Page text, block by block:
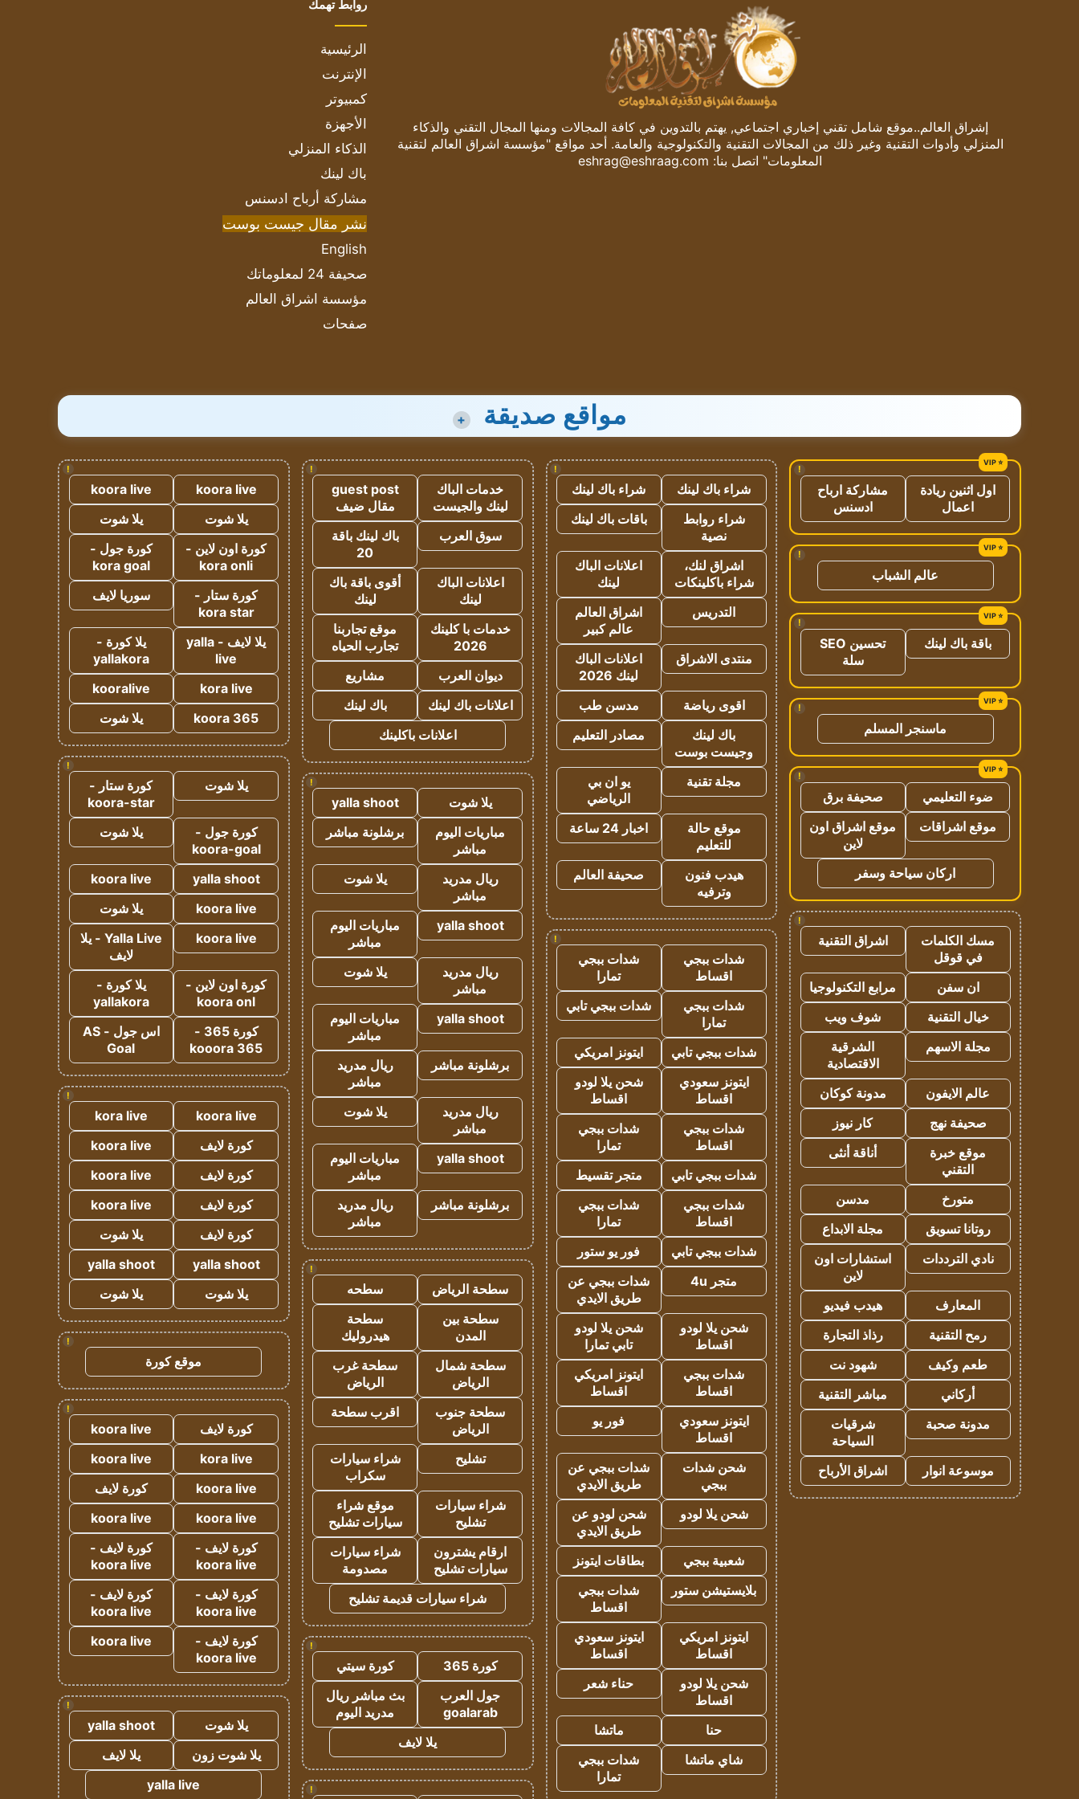
إشراق العالم..موقع شامل تقني إخباري اجتماعي, يهتم بالتدوين في كافة المجالات ومنها المجال التقني والذكاء
المنزلي وأدوات التقنية وغير ذلك من المجالات التقنية والتكنولوجية والعامة. أحد مواقع "مؤسسة اشراق العالم لتقنية
المعلومات" اتصل بنا: eshrag@eshraag.com
روابط تهمك
الرئيسية
الإنترنت
كمبيوتر
الأجهزة
الذكاء المنزلي
باك لينك
مشاركة أرباح ادسنس
نشر مقال جيست بوست
English
صحيفة 24 لمعلوماتك
مؤسسة اشراق العالم
صفحات
مواقع صديقة +
!
اول اثنين ريادة
اعمال
مشاركة ارباح
ادسنس
!
عالم الشباب
!
باقة باك لينك
تحسين SEO
سلة
!
ماسنجر المسلم
!
ضوء التعليمي
صحيفة برق
موقع اشراقات
موقع اشراق اون
لاين
اركان سياحة وسفر
!
مسك الكلمات
في قوقل
اشراق التقنية
ان سفن
مرابع التكنولوجيا
خيال التقنية
شوف ويب
مجلة الاسهم
الشرقية
الاقتصادية
عالم الايفون
مدونة كوكان
صحيفة نهج
كار نيوز
موقع خبرة
التقني
أناقة أنثى
متورخ
مدسن
روتانا تسويق
مجلة الابداع
نادي الترددات
استشارات اون
لاين
المعارف
هيدب فيديو
رمح التقنية
رذاذ التجارة
طعم وكيف
شهود نت
أركاني
مباشر التقنية
مدونة صحبة
شرقيات
السياحة
موسوعة انوار
اشراق الأرباح
!
شراء باك لينك
شراء باك لينك
شراء روابط
نصية
باقات باك لينك
اشراق لنك،
شراء باكلينكات
اعلانات الباك
لينك
التدريس
اشراق العالم
عالم كبير
منتدى الاشراق
اعلانات الباك
لينك 2026
اقوى رياضة
مدسن طب
باك لينك
وجيست بوست
مصادر التعليم
مجلة تقنية
يو ان بي
الرياضي
موقع حالة
للتعليم
اخبار 24 ساعة
هيدب فنون
وترفيه
صحيفة العالم
!
شدات ببجي
اقساط
شدات ببجي
تمارا
شدات ببجي
تمارا
شدات ببجي تابي
شدات ببجي تابي
ايتونز امريكي
ايتونز سعودي
اقساط
شحن يلا لودو
اقساط
شدات ببجي
اقساط
شدات ببجي
تمارا
شدات ببجي تابي
متجر تقسيط
شدات ببجي
اقساط
شدات ببجي
تمارا
شدات ببجي تابي
فور يو ستور
متجر 4u
شدات ببجي عن
طريق الايدي
شحن يلا لودو
اقساط
شحن يلا لودو
تابي تمارا
شدات ببجي
اقساط
ايتونز امريكي
اقساط
ايتونز سعودي
اقساط
فور يو
شحن شدات
ببجي
شدات ببجي عن
طريق الايدي
شحن يلا لودو
شحن لودو عن
طريق الايدي
شعبية ببجي
بطاقات ايتونز
بلايستيشن ستور
شدات ببجي
اقساط
ايتونز امريكي
اقساط
ايتونز سعودي
اقساط
شحن يلا لودو
اقساط
حناء شعر
حنا
ماتشا
شاي ماتشا
شدات ببجي
تمارا
!
خدمات الباك
لينك والجيست
guest post
مقال ضيف
سوق العرب
باك لينك باقة
20
اعلانات الباك
لينك
أقوى باقة باك
لينك
خدمات با كلينك
2026
موقع تجاربنا
تجارب الحياه
ديوان العرب
مشاريع
اعلانات باك لينك
باك لينك
اعلانات باكلينك
!
يلا شوت
yalla shoot
مباريات اليوم
مباشر
برشلونة مباشر
ريال مدريد
مباشر
يلا شوت
yalla shoot
مباريات اليوم
مباشر
ريال مدريد
مباشر
يلا شوت
yalla shoot
مباريات اليوم
مباشر
برشلونة مباشر
ريال مدريد
مباشر
ريال مدريد
مباشر
يلا شوت
yalla shoot
مباريات اليوم
مباشر
برشلونة مباشر
ريال مدريد
مباشر
!
سطحة الرياض
سطحه
سطحة بين
المدن
سطحة
هيدروليك
سطحة شمال
الرياض
سطحة غرب
الرياض
سطحة جنوب
الرياض
اقرب سطحة
تشليح
شراء سيارات
سكراب
شراء سيارات
تشليح
موقع شراء
سيارات تشليح
ارقام يشترون
سيارات تشليح
شراء سيارات
مصدومة
شراء سيارات قديمة تشليح
!
كورة 365
كورة سيتي
جول العرب
goalarab
بث مباشر ريال
مدريد اليوم
يلا لايف
!
!
koora live
koora live
يلا شوت
يلا شوت
كورة اون لاين -
kora onli
كورة جول -
kora goal
كورة ستار -
kora star
سوريا لايف
يلا لايف - yalla
live
يلا كورة -
yallakora
kora live
kooralive
koora 365
يلا شوت
!
يلا شوت
كورة ستار -
koora-star
كورة جول -
koora-goal
يلا شوت
yalla shoot
koora live
koora live
يلا شوت
koora live
Yalla Live - يلا
لايف
كورة اون لاين -
koora onl
يلا كورة -
yallakora
كورة 365 -
kooora 365
اس جول - AS
Goal
!
koora live
kora live
كورة لايف
koora live
كورة لايف
koora live
كورة لايف
koora live
كورة لايف
يلا شوت
yalla shoot
yalla shoot
يلا شوت
يلا شوت
!
موقع كورة
!
كورة لايف
koora live
kora live
koora live
koora live
كورة لايف
koora live
koora live
كورة لايف -
koora live
كورة لايف -
koora live
كورة لايف -
koora live
كورة لايف -
koora live
كورة لايف -
koora live
koora live
!
يلا شوت
yalla shoot
يلا شوت زون
يلا لايف
yalla live